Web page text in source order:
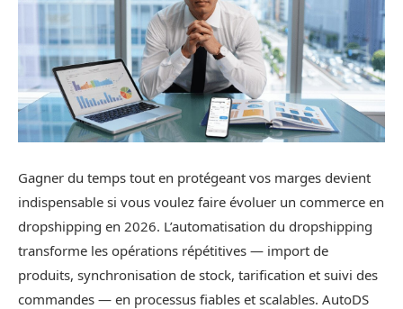
Gagner du temps tout en protégeant vos marges devient
indispensable si vous voulez faire évoluer un commerce en
dropshipping en 2026. L’automatisation du dropshipping
transforme les opérations répétitives — import de
produits, synchronisation de stock, tarification et suivi des
commandes — en processus fiables et scalables. AutoDS